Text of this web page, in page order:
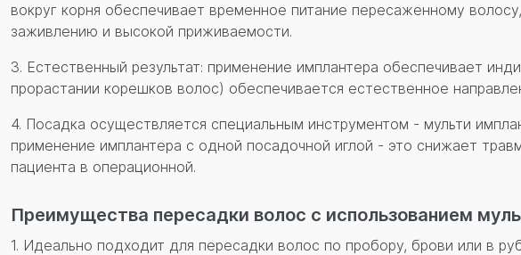
вокруг корня обеспечивает временное питание пересаженному
заживлению и высокой приживаемости.
3. Естественный результат: применение имплантера обеспечивает
прорастании корешков волос) обеспечивается естественное
4. Посадка осуществляется специальным инструментом - мульти
применение имплантера с одной посадочной иглой - это снижает
пациента в операционной.
Преимущества пересадки волос с использованием
1. Идеально подходит для пересадки волос по пробору, брови или в